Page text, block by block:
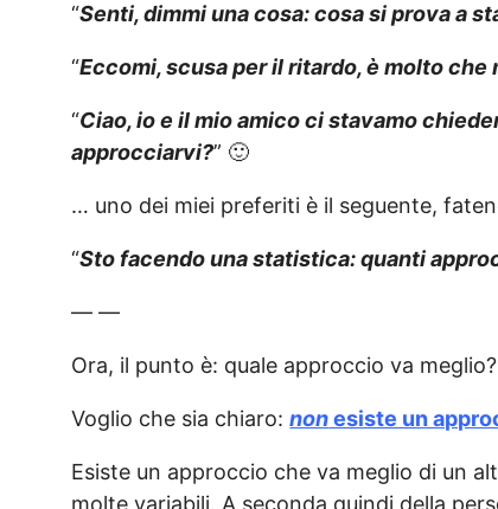
“Senti, dimmi una cosa: cosa si prova a
“Eccomi, scusa per il ritardo, è molto che
“Ciao, io e il mio amico ci stavamo
approcciarvi?” 🙂
… uno dei miei preferiti è il seguente,
“Sto facendo una statistica: quanti
— —
Ora, il punto è: quale approccio va
Voglio che sia chiaro:nonesiste un
Esiste un approccio che va meglio di un
molte variabili. A seconda quindi della